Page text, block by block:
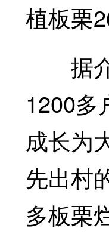
植板栗
据介
1200多
成长为
先出村
多板栗